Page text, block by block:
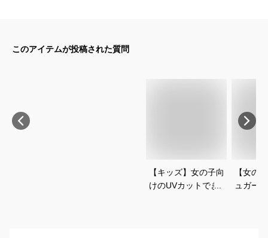
このアイテムが投稿された質問
【キッズ】女の子向
けのUVカットできる
【女の
ュガー